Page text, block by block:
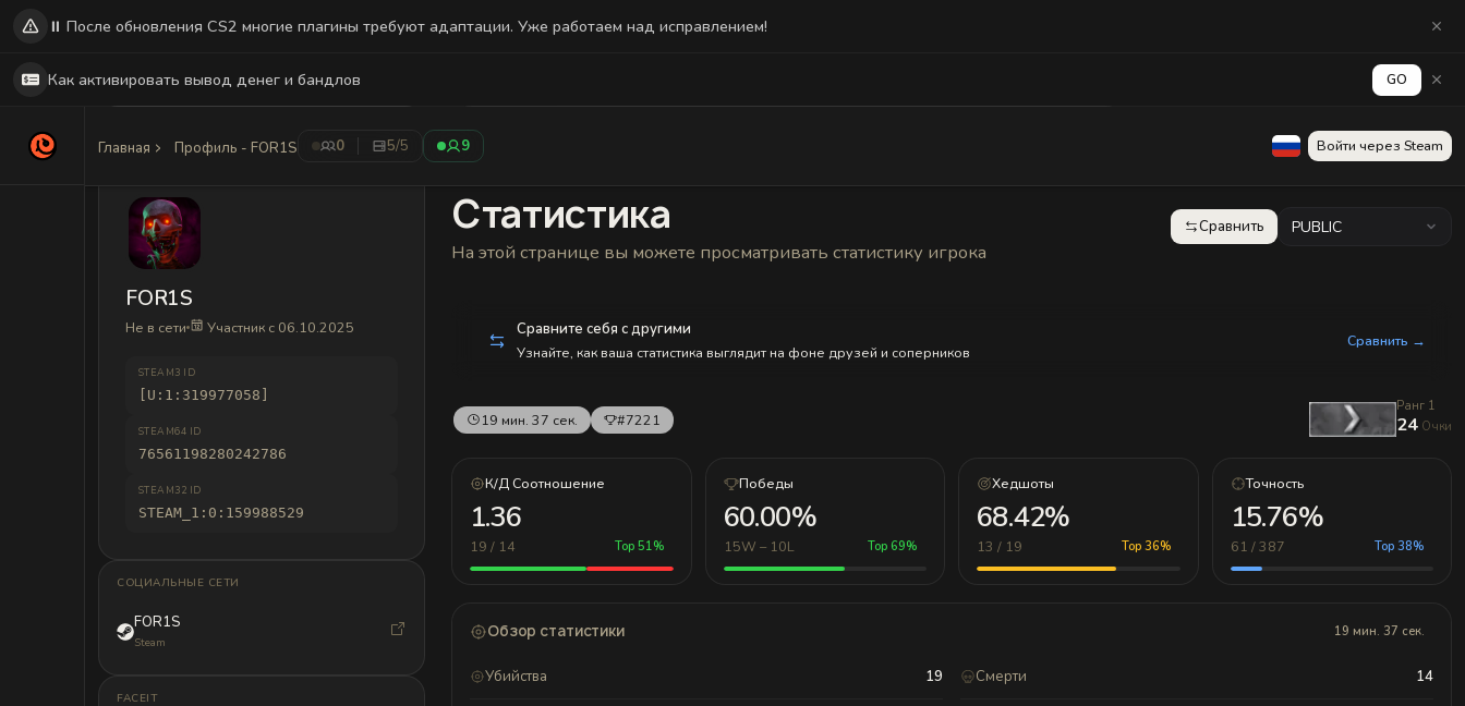
Главная Профиль - FOR1S 0 5/5 9 Войти через Steam
FOR1S
Не в сети Участник с 06.10.2025
STEAM3 ID
[U:1:319977058]
STEAM64 ID
76561198280242786
STEAM32 ID
STEAM_1:0:159988529
СОЦИАЛЬНЫЕ СЕТИ
FOR1S
Steam
FACEIT
Статистика
На этой странице вы можете просматривать статистику игрока
Сравнить PUBLIC
Сравните себя с другими
Узнайте, как ваша статистика выглядит на фоне друзей и соперников
Сравнить →
19 мин. 37 сек. #7221
Ранг 1
24 Очки
К/Д Соотношение
1.36
19 / 14 Top 51%
Победы
60.00%
15W – 10L Top 69%
Хедшоты
68.42%
13 / 19 Top 36%
Точность
15.76%
61 / 387 Top 38%
Обзор статистики 19 мин. 37 сек.
Убийства 19 Смерти 14
⏸️ После обновления CS2 многие плагины требуют адаптации. Уже работаем над исправлением!
Как активировать вывод денег и бандлов GO